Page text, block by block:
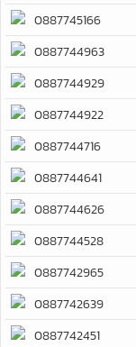
0887745166
0887744963
0887744929
0887744922
0887744716
0887744641
0887744626
0887744528
0887742965
0887742639
0887742451